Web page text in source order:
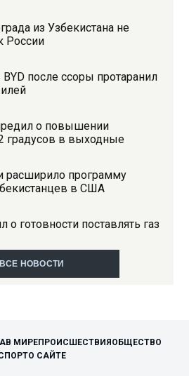
из Узбекистана не
России
BYD после ссоры протаранил
о повышении
градусов в выходные
расширило программу
в США
о готовности поставлять газ
ВСЕ НОВОСТИ
В МИРЕПРОИСШЕСТВИЯ ОБЩЕСТВО
О САЙТЕ